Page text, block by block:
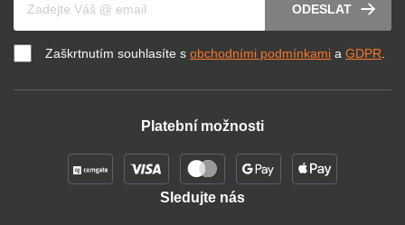
ODESLAT
Zaškrtnutím souhlasíte s obchodními podmínkami a GDPR
Platební možnosti
Sledujte nás